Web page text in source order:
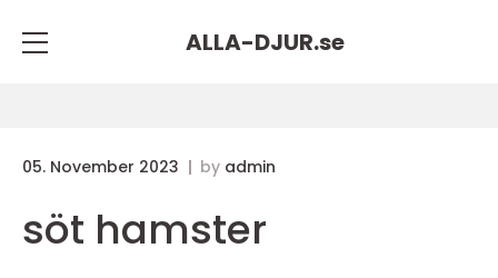
ALLA-DJUR.se
05. November 2023 by admin
söt hamster